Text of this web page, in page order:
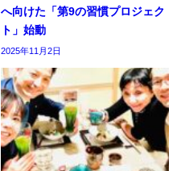
へ向けた「第9の習慣プロジェク
ト」始動
2025年11月2日